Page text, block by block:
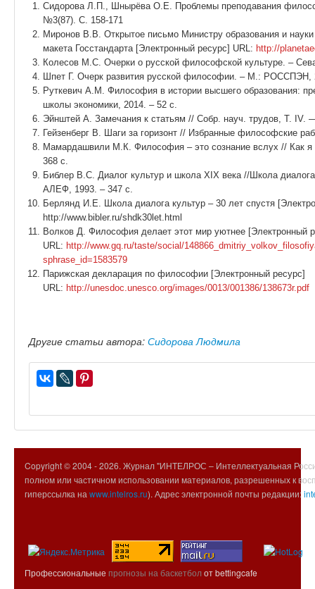
Сидорова Л.П., Шнырёва О.Е. Проблемы преподавания
№3(87). С. 158-171
Миронов В.В. Открытое письмо Министру образования и
макета Госстандарта [Электронный ресурс] URL: http://
Колесов М.С. Очерки о русской философской культуре. –
Шпет Г. Очерк развития русской философии. – М.: РОССПЭН,
Руткевич А.М. Философия в истории высшего образования:
школы экономики, 2014. – 52 с.
Эйнштей Α. Замечания к статьям // Собр. науч. трудов, Т.
Гейзенберг В. Шаги за горизонт // Избранные философские
Мамардашвили М.К. Философия – это сознание вслух //
368 с.
Библер В.С. Диалог культур и школа XIX века //Школа
АЛЕФ, 1993. – 347 с.
Берлянд И.Е. Школа диалога культур – 30 лет спустя
http://www.bibler.ru/shdk30let.html
Волков Д. Философия делает этот мир уютнее [Электронный
URL: http://www.gq.ru/taste/social/
sphrase_id=1583579
Парижская декларация по философии [Электронный ресурс]
URL: http://unesdoc.unesco.org/images/0013/001386/138673r.pdf
Другие статьи автора: Сидорова Людмила
Copyright © 2004 -2026. Журнал "ИНТЕЛРОС – Интеллектуальная
полном или частичном использовании материалов, разрешенных к
гиперссылка на www.intelros.ru). Адрес электронной почты редакции:
Профессиональные прогнозы на баскетбол от bettingcafe